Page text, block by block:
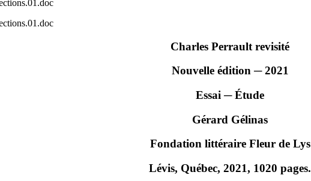
Charles Perrault revisité
Nouvelle édition ─ 2021
Essai ─ Étude
Gérard Gélinas
Fondation littéraire Fleur de Lys
Lévis, Québec, 2021, 1020 pages.